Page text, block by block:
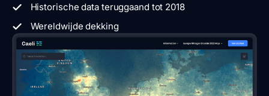
Historische data teruggaand tot 2018
Wereldwijde dekking